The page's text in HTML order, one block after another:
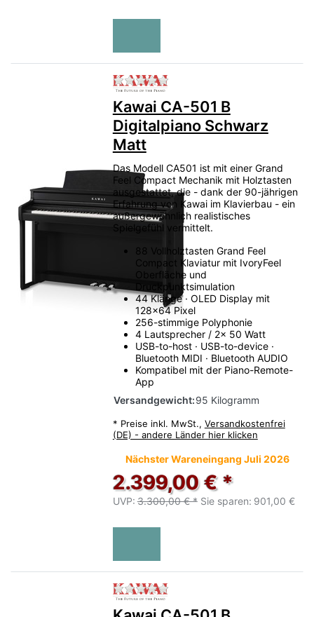
Zu diesem Produkt liegen
Kawai CA-501 B
Digitalpiano Schwarz
Matt
Das Modell CA501 ist mit einer Grand
Feel Compact Mechanik mit Holztasten
ausgestattet, die - dank der 90-jährigen
Erfahrung von Kawai im Klavierbau - ein
außergewöhnlich realistisches
Spielgefühl vermittelt.
88 Vollholztasten Grand Feel
Compact Klaviatur mit IvoryFeel
Oberfläche und
Druckpunktsimulation
44 Klänge · OLED Display mit
128x64 Pixel
256-stimmige Polyphonie
4 Lautsprecher / 2x 50 Watt
USB-to-host · USB-to-device ·
Bluetooth MIDI · Bluetooth AUDIO
Kompatibel mit der Piano-Remote-
App
Versandgewicht:95 Kilogramm
* Preise inkl. MwSt., Versandkostenfrei
(DE) - andere Länder hier klicken
Nächster Wareneingang Juli 2026
2.399,00 € *
UVP: 3.300,00 € * Sie sparen: 901,00 €
Zu diesem Produkt liegen